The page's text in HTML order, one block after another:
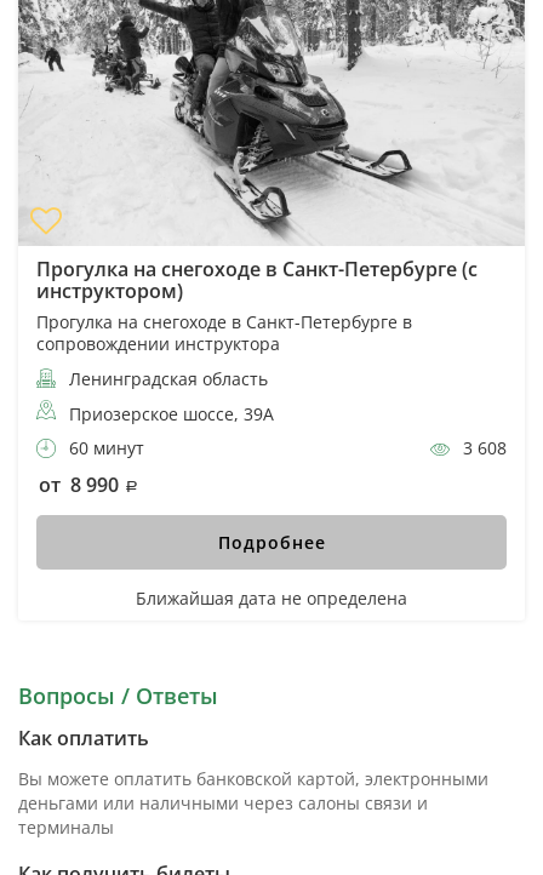
Прогулка на снегоходе в Санкт-Петербурге (с
инструктором)
Прогулка на снегоходе в Санкт-Петербурге в
сопровождении инструктора
Ленинградская область
Приозерское шоссе, 39А
60 минут
3 608
от 8 990
Подробнее
Ближайшая дата не определена
Вопросы / Ответы
Как оплатить
Вы можете оплатить банковской картой, электронными
деньгами или наличными через салоны связи и
терминалы